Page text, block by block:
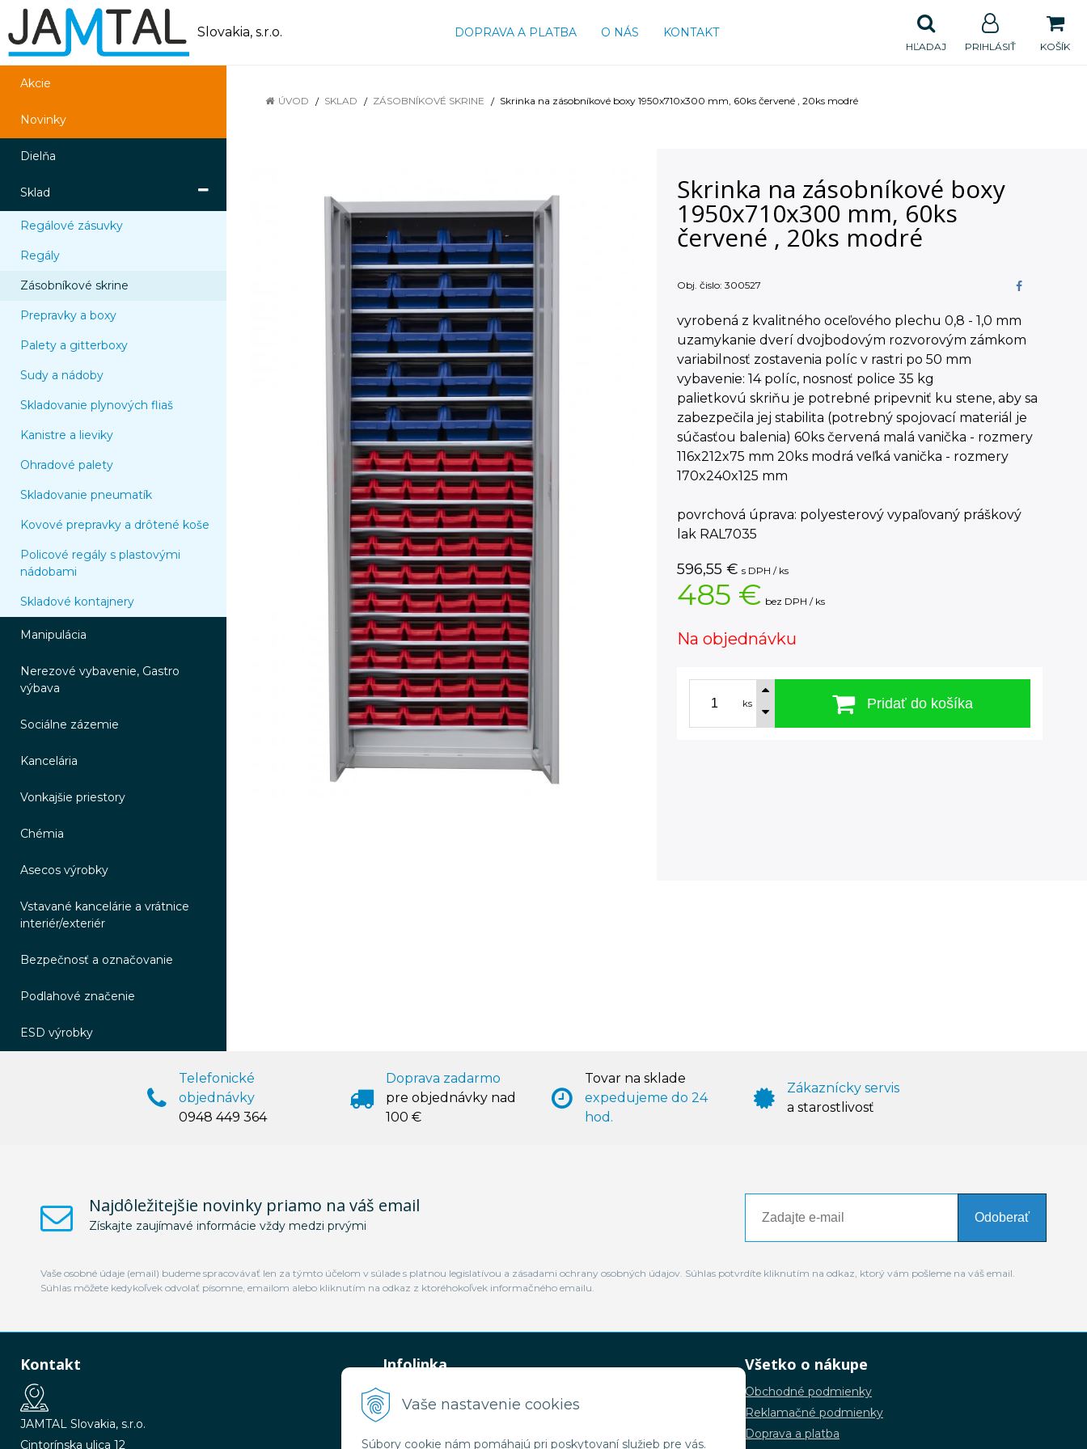
Vaše nastavenie cookies
Súbory cookie nám pomáhajú pri poskytovaní služieb pre vás.
Slovakia, s.r.o. DOPRAVA A PLATBA O NÁS KONTAKT
KOŠÍK
PRIHLÁSIŤ
HĽADAJ
Akcie
Novinky
Dielňa
Sklad
Regálové zásuvky
Regály
Zásobníkové skrine
Prepravky a boxy
Palety a gitterboxy
Sudy a nádoby
Skladovanie plynových fliaš
Kanistre a lieviky
Ohradové palety
Skladovanie pneumatík
Kovové prepravky a drôtené koše
Policové regály s plastovými
nádobami
Skladové kontajnery
Manipulácia
Nerezové vybavenie, Gastro
výbava
Sociálne zázemie
Kancelária
Vonkajšie priestory
Chémia
Asecos výrobky
Vstavané kancelárie a vrátnice
interiér/exteriér
Bezpečnosť a označovanie
Podlahové značenie
ESD výrobky
ÚVOD SKLAD ZÁSOBNÍKOVÉ SKRINE Skrinka na zásobníkové boxy 1950x710x300 mm, 60ks červené , 20ks modré
Skrinka na zásobníkové boxy
1950x710x300 mm, 60ks
červené , 20ks modré
Obj. čislo: 300527
vyrobená z kvalitného oceľového plechu 0,8 - 1,0 mm
uzamykanie dverí dvojbodovým rozvorovým zámkom
variabilnosť zostavenia políc v rastri po 50 mm
vybavenie: 14 políc, nosnosť police 35 kg
palietkovú skriňu je potrebné pripevniť ku stene, aby sa
zabezpečila jej stabilita (potrebný spojovací materiál je
súčasťou balenia) 60ks červená malá vanička - rozmery
116x212x75 mm 20ks modrá veľká vanička - rozmery
170x240x125 mm
povrchová úprava: polyesterový vypaľovaný práškový
lak RAL7035
596,55 € s DPH / ks
485 € bez DPH / ks
Na objednávku
ks Pridať do košíka
Telefonické
objednávky
0948 449 364
Doprava zadarmo
pre objednávky nad
100 €
Tovar na sklade
expedujeme do 24
hod.
Zákaznícky servis
a starostlivosť
Najdôležitejšie novinky priamo na váš email
Získajte zaujímavé informácie vždy medzi prvými
Odoberať
Vaše osobné údaje (email) budeme spracovávať len za týmto účelom v súlade s platnou legislatívou a zásadami ochrany osobných údajov. Súhlas potvrdíte kliknutím na odkaz, ktorý vám pošleme na váš email.
Súhlas môžete kedykoľvek odvolať písomne, emailom alebo kliknutím na odkaz z ktoréhokoľvek informačného emailu.
Kontakt
JAMTAL Slovakia, s.r.o.
Cintorínska ulica 12
Infolinka
0948 449 364
predaj@jamtal.sk
Všetko o nákupe
Obchodné podmienky
Reklamačné podmienky
Doprava a platba